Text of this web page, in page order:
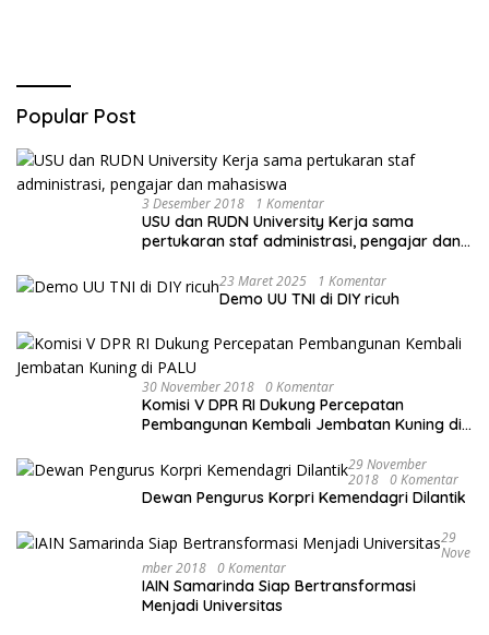
Popular Post
3 Desember 2018 1 Komentar
USU dan RUDN University Kerja sama
pertukaran staf administrasi, pengajar dan
23 Maret 2025 1 Komentar
Demo UU TNI di DIY ricuh
30 November 2018 0 Komentar
Komisi V DPR RI Dukung Percepatan
Pembangunan Kembali Jembatan Kuning di
29 November
2018 0 Komentar
Dewan Pengurus Korpri Kemendagri Dilantik
29
Nove
Mber 2018 0 Komentar
IAIN Samarinda Siap Bertransformasi
Menjadi Universitas